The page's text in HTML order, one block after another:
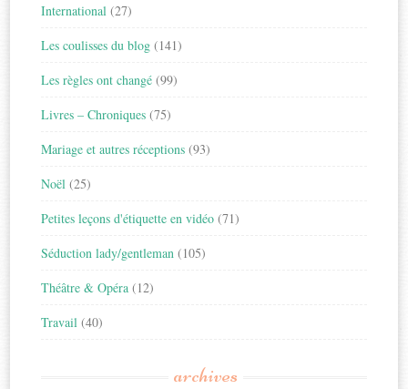
International (27)
Les coulisses du blog (141)
Les règles ont changé (99)
Livres – Chroniques (75)
Mariage et autres réceptions (93)
Noël (25)
Petites leçons d'étiquette en vidéo (71)
Séduction lady/gentleman (105)
Théâtre & Opéra (12)
Travail (40)
archives